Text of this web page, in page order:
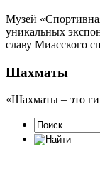
Музей
уникальных
славу Миасского
Шахматы
«Шахматы – это